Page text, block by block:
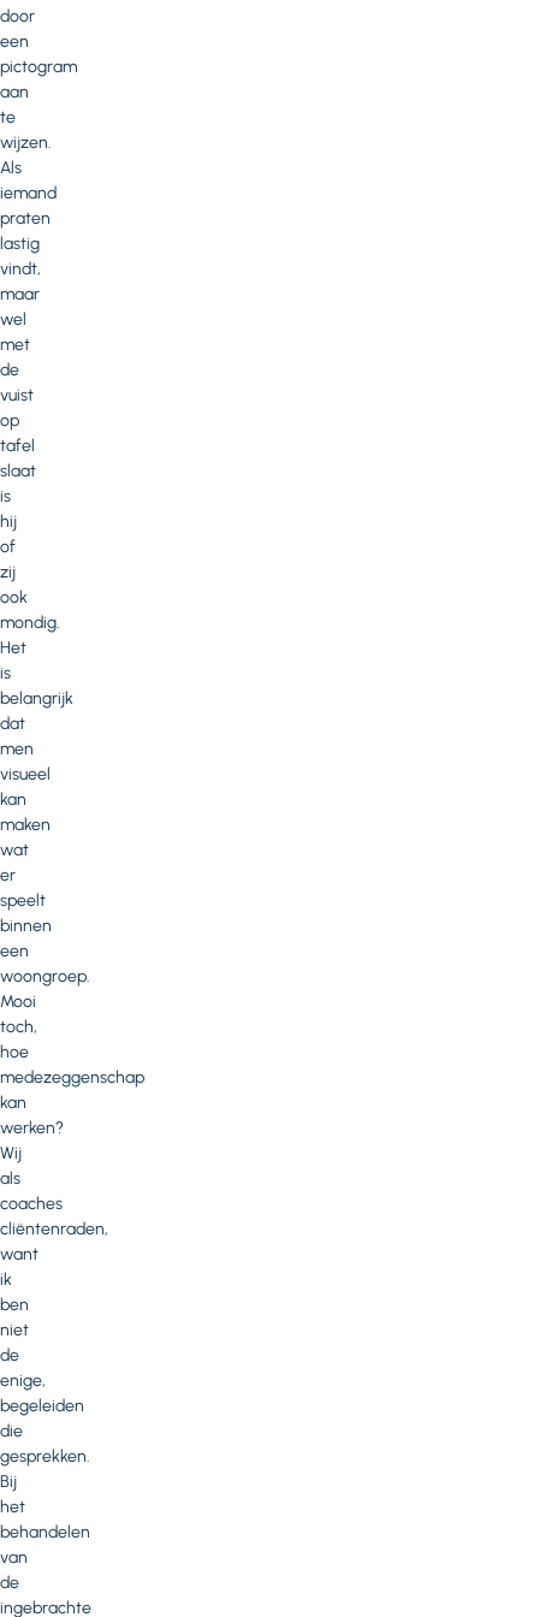
door
een
pictogram
aan
te
wijzen.
Als
iemand
praten
lastig
vindt,
maar
wel
met
de
vuist
op
tafel
slaat
is
hij
of
zij
ook
mondig.
Het
is
belangrijk
dat
men
visueel
kan
maken
wat
er
speelt
binnen
een
woongroep.
Mooi
toch,
hoe
medezeggenschap
kan
werken?
Wij
als
coaches
cliëntenraden,
want
ik
ben
niet
de
enige,
begeleiden
die
gesprekken.
Bij
het
behandelen
van
de
ingebrachte